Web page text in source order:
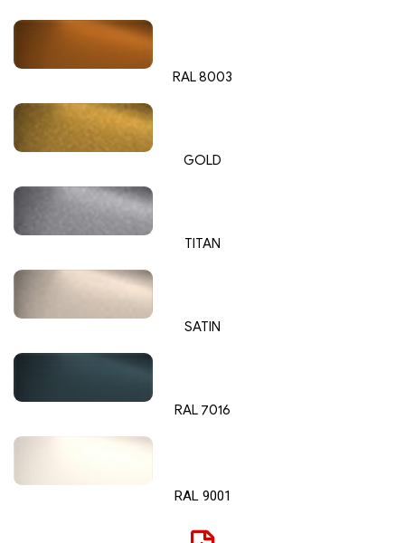
RAL 8003
GOLD
TITAN
SATIN
RAL 7016
RAL 9001